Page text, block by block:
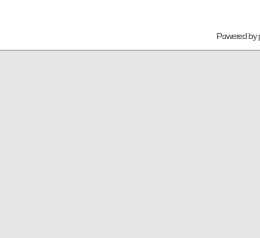
Powered by